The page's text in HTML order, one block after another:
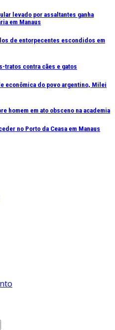
levado por assaltantes ganha
em Manaus
de entorpecentes escondidos em
tratos contra cães e gatos
econômica do povo argentino, Milei
homem em ato obsceno na academia
no Porto da Ceasa em Manaus